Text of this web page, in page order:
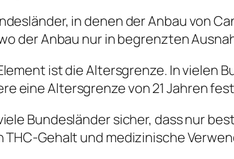
in denen der Anbau von
der Anbau nur in begrenzten
ist die Altersgrenze. In vielen
eine Altersgrenze von 21 Jahren
Bundesländer sicher, dass nur
Gehalt und medizinische